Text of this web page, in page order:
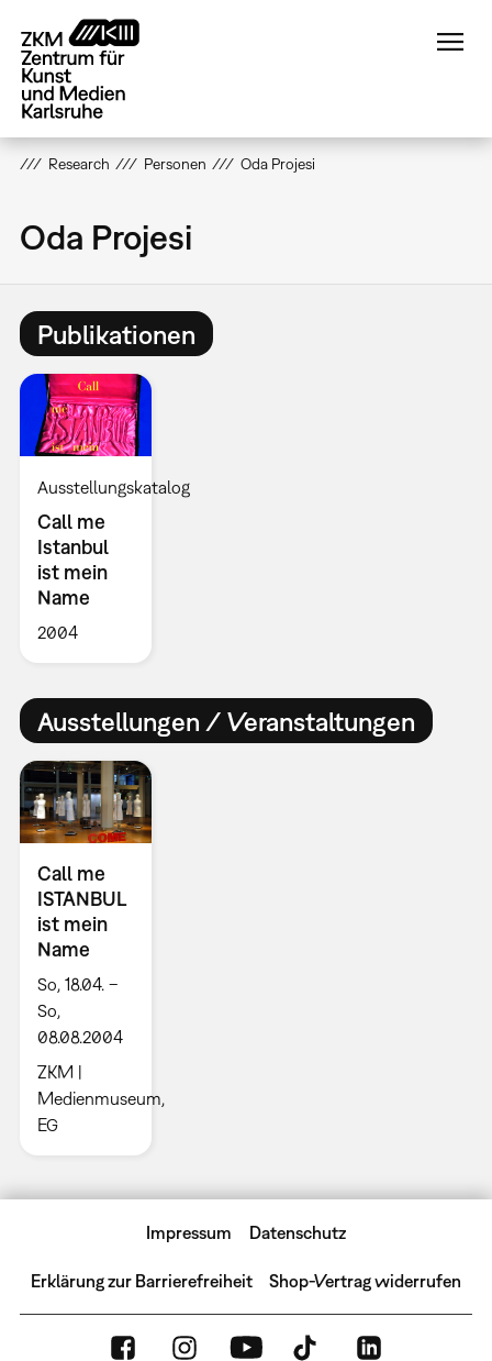
zum
Inhalt
Research Personen Oda Projesi
Oda Projesi
Publikationen
Ausstellungskatalog
Call me
Istanbul
ist mein
Name
2004
Ausstellungen / Veranstaltungen
Call me
ISTANBUL
ist mein
Name
So, 18.04. –
So,
08.08.2004
ZKM |
Medienmuseum,
EG
Impressum Datenschutz
Erklärung zur Barrierefreiheit Shop-Vertrag widerrufen